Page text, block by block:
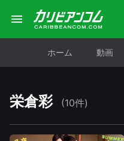
ホーム 動画
栄倉彩 (10件)